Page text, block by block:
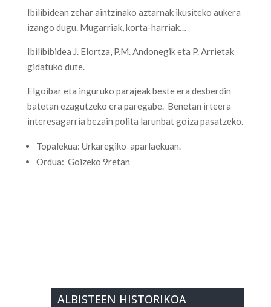
Ibilibidean zehar aintzinako aztarnak ikusiteko aukera
izango dugu. Mugarriak, korta-harriak…
Ibilibibidea J. Elortza, P.M. Andonegik eta P. Arrietak
gidatuko dute.
Elgoibar eta inguruko parajeak beste era desberdin
batetan ezagutzeko era paregabe. Benetan irteera
interesagarria bezain polita larunbat goiza pasatzeko.
Topalekua: Urkaregiko aparlaekuan.
Ordua: Goizeko 9retan
ALBISTEEN HISTORIKOA